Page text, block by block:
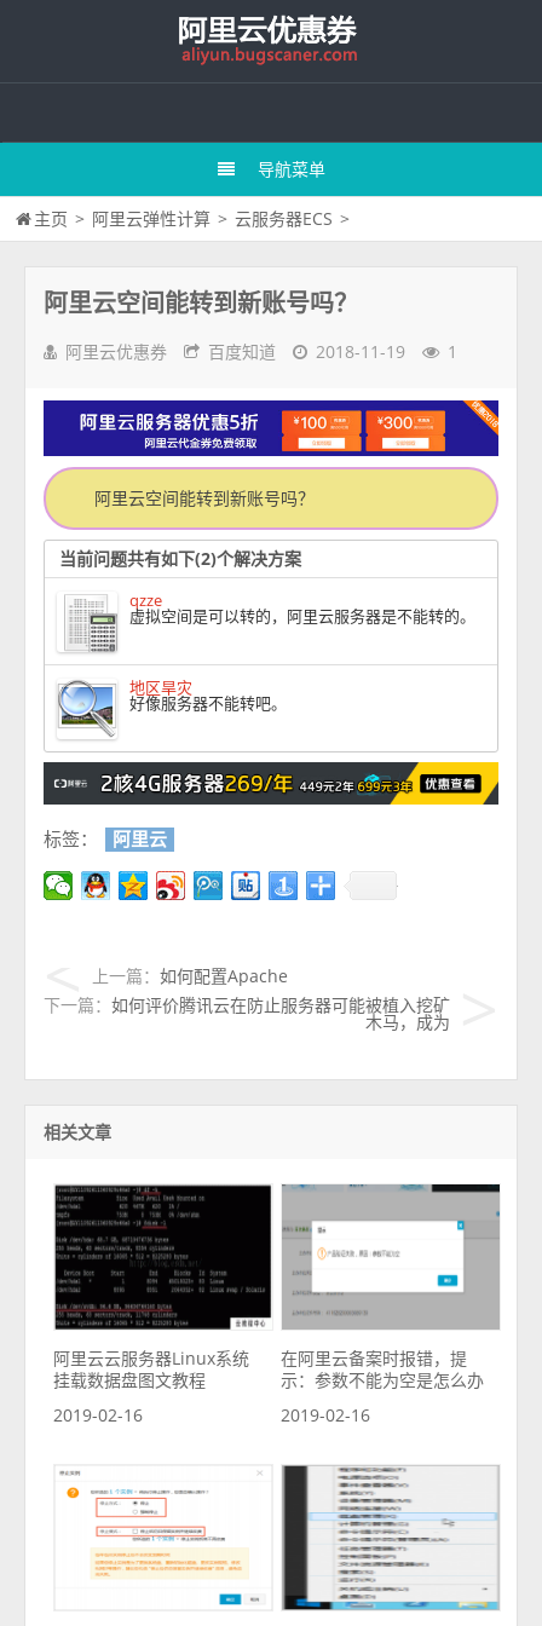
导航菜单
主页 > 阿里云弹性计算 > 云服务器ECS >
阿里云空间能转到新账号吗？
阿里云优惠券 百度知道 2018-11-19 1
阿里云空间能转到新账号吗？
当前问题共有如下(2)个解决方案
qzze
虚拟空间是可以转的，阿里云服务器是不能转的。
地区旱灾
好像服务器不能转吧。
标签： 阿里云
上一篇： 如何配置Apache
下一篇： 如何评价腾讯云在防止服务器可能被植入挖矿
木马，成为
相关文章
阿里云云服务器Linux系统
挂载数据盘图文教程
2019-02-16
在阿里云备案时报错，提
示：参数不能为空是怎么办
2019-02-16